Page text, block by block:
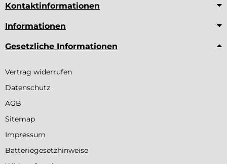
Kontaktinformationen
Informationen
Gesetzliche Informationen
Vertrag widerrufen
Datenschutz
AGB
Sitemap
Impressum
Batteriegesetzhinweise